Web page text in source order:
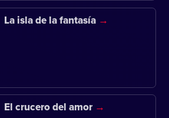
La isla de la fantasía
El crucero del amor